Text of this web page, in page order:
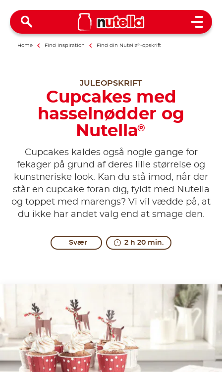
Open
Home Find inspiration Find din Nutella®-opskrift
JULEOPSKRIFT
Cupcakes med
hasselnødder og
Nutella®
Cupcakes kaldes også nogle gange for
fekager på grund af deres lille størrelse og
kunstneriske look. Kan du stå imod, når der
står en cupcake foran dig, fyldt med Nutella
og toppet med marengs? Vi vil vædde på, at
du ikke har andet valg end at smage den.
Svær 2 h 20 min.